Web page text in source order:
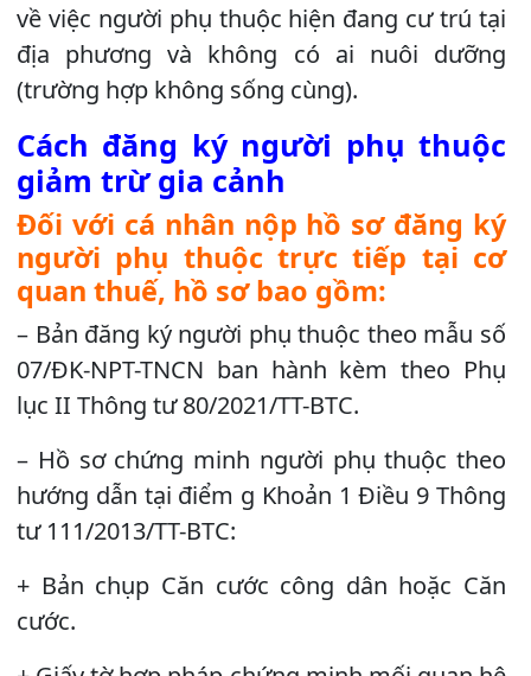
về việc người phụ thuộc hiện đang cư trú tại
địa phương và không có ai nuôi dưỡng
(trường hợp không sống cùng).
Cách đăng ký người phụ thuộc
giảm trừ gia cảnh
Đối với cá nhân nộp hồ sơ đăng ký
người phụ thuộc trực tiếp tại cơ
quan thuế, hồ sơ bao gồm:
– Bản đăng ký người phụ thuộc theo mẫu số
07/ĐK-NPT-TNCN ban hành kèm theo Phụ
lục II Thông tư 80/2021/TT-BTC.
– Hồ sơ chứng minh người phụ thuộc theo
hướng dẫn tại điểm g Khoản 1 Điều 9 Thông
tư 111/2013/TT-BTC:
+ Bản chụp Căn cước công dân hoặc Căn
cước.